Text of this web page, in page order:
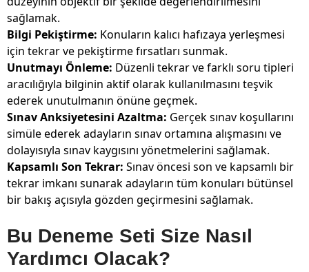
sağlamak.
Bilgi Pekiştirme: Konuların kalıcı hafızaya yerleşmesi
için tekrar ve pekiştirme fırsatları sunmak.
Unutmayı Önleme: Düzenli tekrar ve farklı soru tipleri
aracılığıyla bilginin aktif olarak kullanılmasını teşvik
ederek unutulmanın önüne geçmek.
Sınav Anksiyetesini Azaltma: Gerçek sınav koşullarını
simüle ederek adayların sınav ortamına alışmasını ve
dolayısıyla sınav kaygısını yönetmelerini sağlamak.
Kapsamlı Son Tekrar: Sınav öncesi son ve kapsamlı bir
tekrar imkanı sunarak adayların tüm konuları bütünsel
bir bakış açısıyla gözden geçirmesini sağlamak.
Bu Deneme Seti Size Nasıl
Yardımcı Olacak?